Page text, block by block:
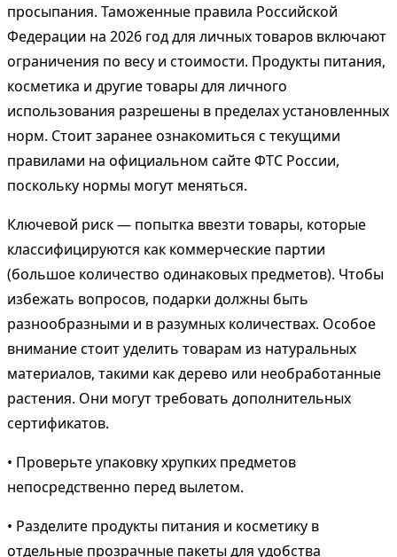
просыпания. Таможенные правила Российской
Федерации на 2026 год для личных товаров включают
ограничения по весу и стоимости. Продукты питания,
косметика и другие товары для личного
использования разрешены в пределах установленных
норм. Стоит заранее ознакомиться с текущими
правилами на официальном сайте ФТС России,
поскольку нормы могут меняться.
Ключевой риск — попытка ввезти товары, которые
классифицируются как коммерческие партии
(большое количество одинаковых предметов). Чтобы
избежать вопросов, подарки должны быть
разнообразными и в разумных количествах. Особое
внимание стоит уделить товарам из натуральных
материалов, такими как дерево или необработанные
растения. Они могут требовать дополнительных
сертификатов.
• Проверьте упаковку хрупких предметов
непосредственно перед вылетом.
• Разделите продукты питания и косметику в
отдельные прозрачные пакеты для удобства